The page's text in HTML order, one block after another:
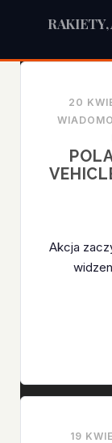
Posts
20
Akcja
19